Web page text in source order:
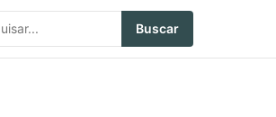
Buscar